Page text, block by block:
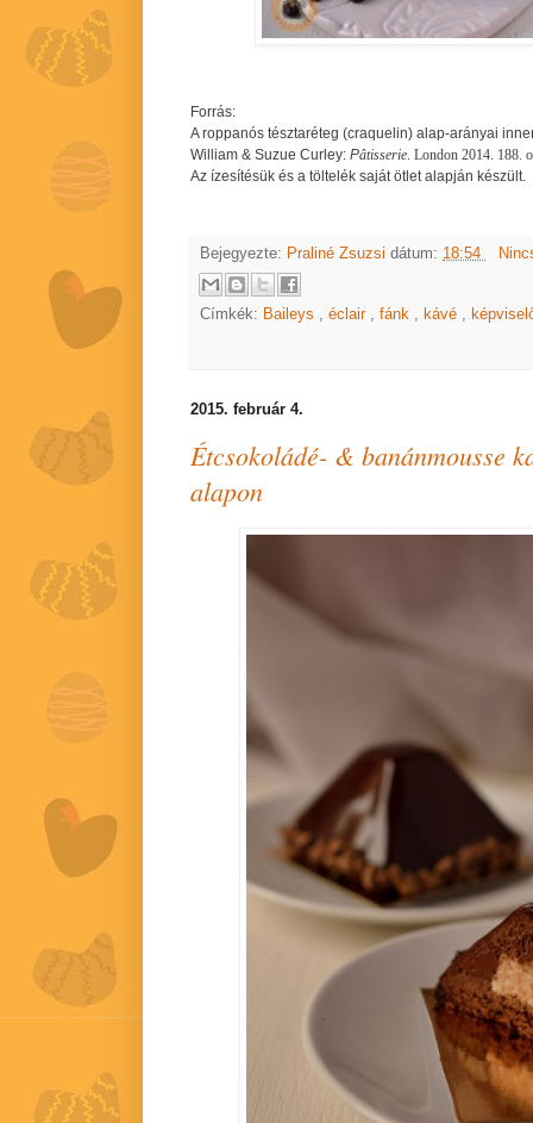
Forrás:
A roppanós tésztaréteg (craquelin) alap-arányai
William & Suzue Curley: Pâtisserie. London 2014. 188.
Az ízesítésük és a töltelék saját ötlet alapján készült.
Bejegyezte: Praliné Zsuzsi dátum: 18:54
Címkék: Baileys éclair fánk kávé
2015. február 4.
Étcsokoládé- & banánmousse
alapon